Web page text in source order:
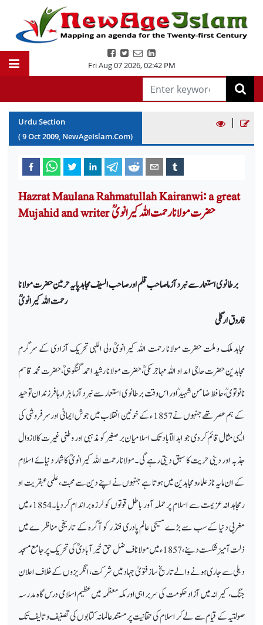
Fri Aug 07 2026,02:42 PM
Urdu Section
(9Oct2009, NewAgeIslam.Com)
|
Hazrat Maulana Rahmatullah Kairanwi: a great
Mujahid and writer حضرت مولانا رحمت اللہ کیرانویؒ
برطانوی استعمار سے نبرد آزما صاحب قلم اور صاحب السیف مجاہد پایہحرمین حضرت مولانا
رحمت اللہ کیرانویؒ
فاروق ارگلی
مجاہد ملک و ملت حضرت مولانا رحمت اللہ کیرانویؒ ولی اللہی تحریک آزادی کے سرگرم
مجاہدین حضرت حاجی امداد اللہ مہاجر مکیؒ،حضرت مولانا رشید احمد گنگوہیؒ،حضرت محمد قاسم
نانوتوی ؒ، حافظ ضامن شہیدؒ اور اس وقت برطانوی استعمار سے نبرد آزما ہزار ہافرزندان توحید
کے ہم عصر تھے جنہوں نے 1857 ء کے خونین انقلاب میں جوش ایمانی اور سرفروشی کی
ایسی مثال قائم کردی جو ابدالآباد تک اسلامیان بر صغیر کو مذہبی اور وطنی غیرت کالازوال
جذبہ اور دینی حریت کا سبق دیتی رہے گی۔مولانا رحمت اللہ کیرانویؒ کاشمار دنیائے اسلام
کے ان مایہ ناز علماء و مجاہدین میں ہوتا ہے جنہوں نے اپنے دین سے محبت، علمی عبقریت او
رمجاہدانہ عزیمت سے اسلام پر حملہ آور باطل قوتوں کو لرزہ براندام کردیا۔1854ء میں
مغربی دنیا کے سب سے بڑے مسیحی عالم پادری فنڈ ر کو آگرہ کے تاریخی مناظر ے میں
ذلت آمیز شکست دینے،1857ء میں مولانا ف ضل حق خیر آبادیؒ کی تحریک پر جامع مسجد
دہلی سے جاری ہونے والے تاریخ ساز فتویٰ جہاد میں شرکت، انگریزوں کے خلاف اعلان
جنگ، کیرانہ میں آزاد حکومت کی سربراہی اور مکہ معظمہ میں عظیم اسلامی درس گاہ مدرسہ
صولتیہ کے قیام سے لے کر اسلام کی حقانیت پر مستند عالمانہ کتابوں کی تصنیف و تالیف تک